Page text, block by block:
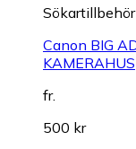
Sökartillbehör
Canon BIG
KAMERAHUS
fr.
500 kr